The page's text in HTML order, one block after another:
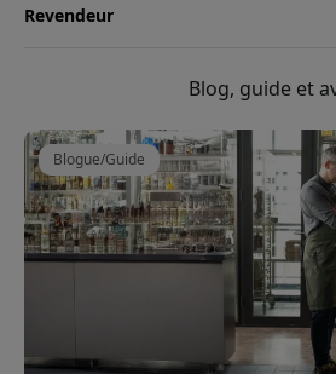
Revendeur
Blog, guide et
Blogue/Guide